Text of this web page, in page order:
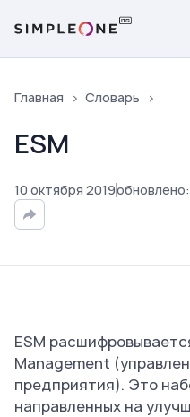
Главная Словарь
ESM
10 октября 2019обновлено:
ESM
Management
предприятия). Это
направленных на